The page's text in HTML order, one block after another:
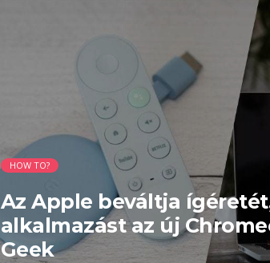
HOW TO?
Az Apple beváltja
alkalmazást az új
Geek